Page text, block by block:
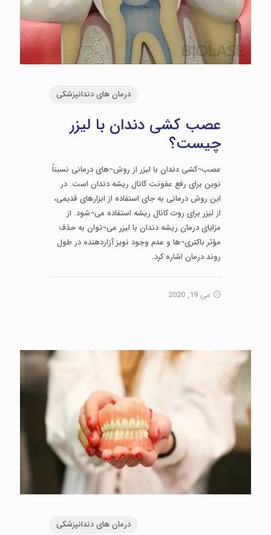
درمان های دندانپزشکی
عصب کشی دندان با لیزر
چیست؟
عصب¬کشی دندان با لیزر از روش¬های درمانی نسبتاً
نوین برای رفع عفونت کانال ریشه دندان است. در
این روش درمانی به جای استفاده از ابزارهای قدیمی،
از لیزر برای روت کانال ریشه استفاده می¬شود. از
مزایای درمان ریشه دندان با لیزر می¬توان به حذف
مؤثر باکتری¬ها و عدم وجود نویز آزاردهنده در طول
روند درمان اشاره کرد.
می 19, 2020
درمان های دندانپزشکی